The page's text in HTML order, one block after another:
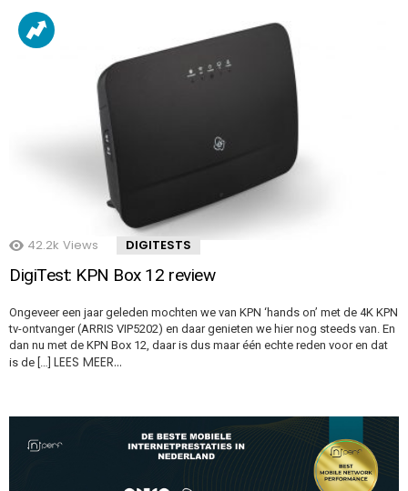
42.2k Views DIGITESTS
DigiTest: KPN Box 12 review
Ongeveer een jaar geleden mochten we van KPN ‘hands on’ met de 4K KPN
tv-ontvanger (ARRIS VIP5202) en daar genieten we hier nog steeds van. En
dan nu met de KPN Box 12, daar is dus maar één echte reden voor en dat
is de […] LEES MEER…